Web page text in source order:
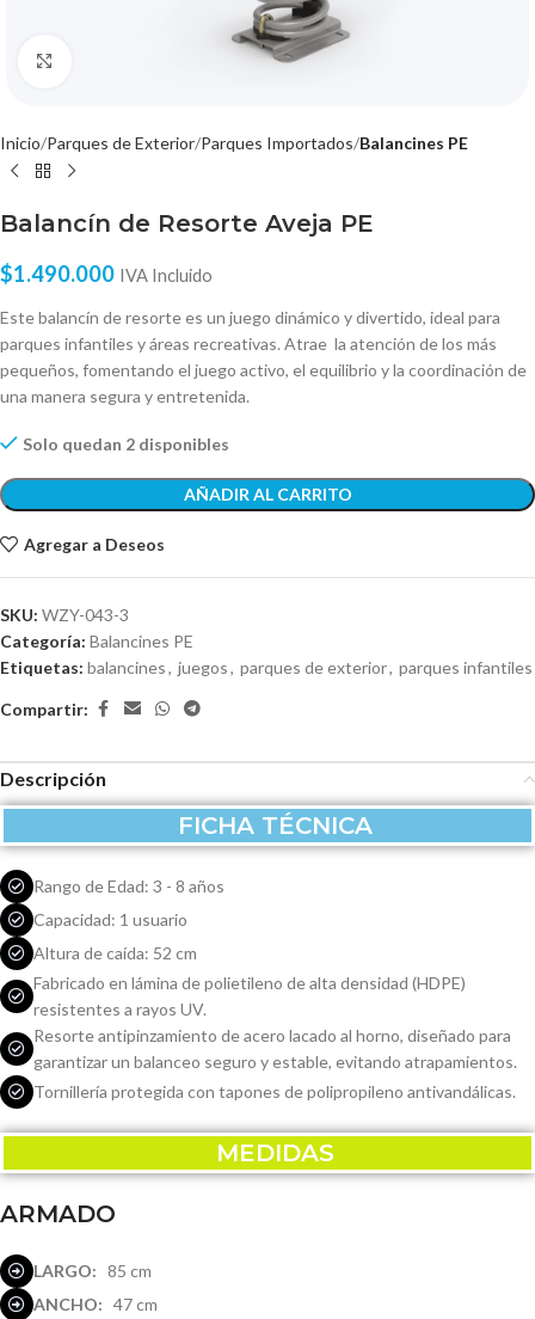
Inicio Parques de Exterior Parques Importados Balancines PE
Balancín de Resorte Aveja PE
$1.490.000 IVA Incluido
Este balancín de resorte es un juego dinámico y divertido, ideal para
parques infantiles y áreas recreativas. Atrae la atención de los más
pequeños, fomentando el juego activo, el equilibrio y la coordinación de
una manera segura y entretenida.
Solo quedan 2 disponibles
AÑADIR AL CARRITO
Agregar a Deseos
SKU: WZY-043-3
Categoría: Balancines PE
Etiquetas: balancines, juegos, parques de exterior, parques infantiles
Compartir:
Descripción
FICHA TÉCNICA
Rango de Edad: 3 - 8 años
Capacidad: 1 usuario
Altura de caída: 52 cm
Fabricado en lámina de polietileno de alta densidad (HDPE)
resistentes a rayos UV.
Resorte antipinzamiento de acero lacado al horno, diseñado para
garantizar un balanceo seguro y estable, evitando atrapamientos.
Tornillería protegida con tapones de polipropileno antivandálicas.
MEDIDAS
ARMADO
LARGO: 85 cm
ANCHO: 47 cm